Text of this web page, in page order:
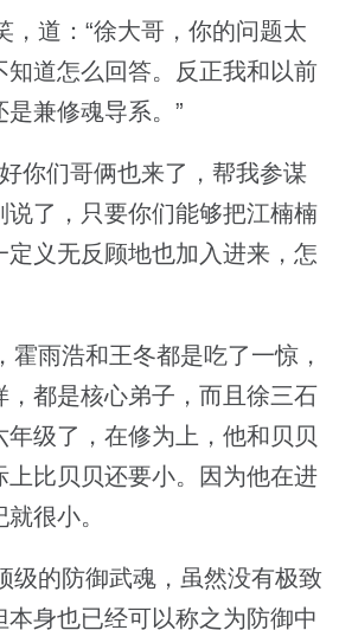
道：“徐大哥，你的问题太
知道怎么回答。反正我和以前
兼修魂导系。”
你们哥俩也来了，帮我参谋
说了，只要你们能够把江楠楠
定义无反顾地也加入进来，怎
雨浩和王冬都是吃了一惊，
，都是核心弟子，而且徐三石
级了，在修为上，他和贝贝
上比贝贝还要小。因为他在进
很小。
的防御武魂，虽然没有极致
身也已经可以称之为防御中